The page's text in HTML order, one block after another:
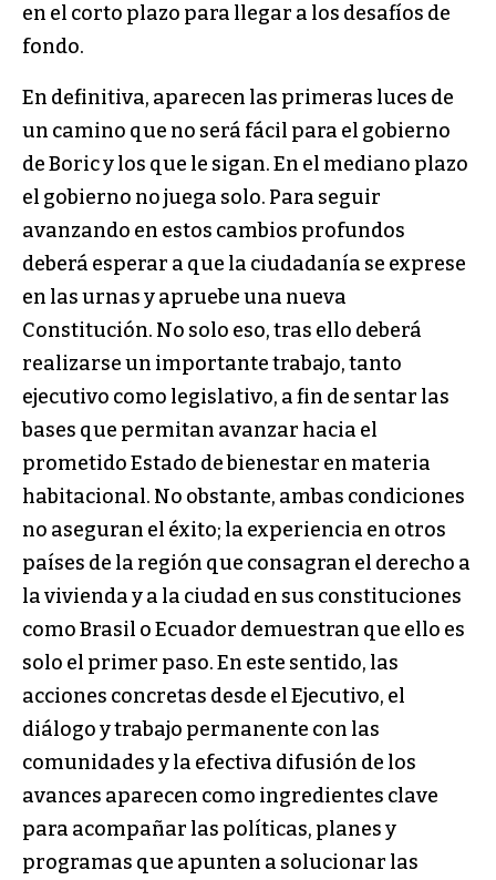
en el corto plazo para llegar a los desafíos de
fondo.
En definitiva, aparecen las primeras luces de
un camino que no será fácil para el gobierno
de Boric y los que le sigan. En el mediano plazo
el gobierno no juega solo. Para seguir
avanzando en estos cambios profundos
deberá esperar a que la ciudadanía se exprese
en las urnas y apruebe una nueva
Constitución. No solo eso, tras ello deberá
realizarse un importante trabajo, tanto
ejecutivo como legislativo, a fin de sentar las
bases que permitan avanzar hacia el
prometido Estado de bienestar en materia
habitacional. No obstante, ambas condiciones
no aseguran el éxito; la experiencia en otros
países de la región que consagran el derecho a
la vivienda y a la ciudad en sus constituciones
como Brasil o Ecuador demuestran que ello es
solo el primer paso. En este sentido, las
acciones concretas desde el Ejecutivo, el
diálogo y trabajo permanente con las
comunidades y la efectiva difusión de los
avances aparecen como ingredientes clave
para acompañar las políticas, planes y
programas que apunten a solucionar las